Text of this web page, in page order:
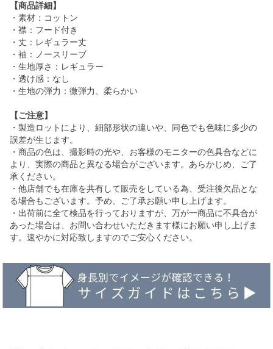
【商品詳細】
・素材：コットン
・襟：フード付き
・丈：レギュラー丈
・袖：ノースリーブ
・生地厚さ：レギュラー
・透け感：なし
・生地の弾力：微弾力、柔らかい
【ご注意】
・製造ロットにより、細部形状の違いや、同色でも色味に多少の
誤差が生じます。
・商品の色は、撮影時の光や、お客様のモニターの色具合などに
より、実際の商品と異なる場合がございます。あらかじめ、ご了
承ください。
・他店舗でも在庫を共有して販売をしている為、受注後欠品とな
る場合もございます。予め、ご了承お願い申し上げます。
・出荷前に全て検品を行っておりますが、万が一商品に不具合が
あった場合は、お問い合わせいただきます様にお願い申し上げま
す。速やかに対応致しますのでご安心ください。